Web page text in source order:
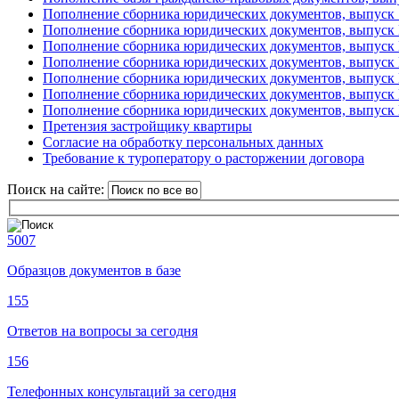
Пополнение сборника юридических документов, выпуск
Пополнение сборника юридических документов,
Пополнение сборника юридических документов,
Пополнение сборника юридических документов,
Пополнение сборника юридических документов,
Пополнение сборника юридических документов,
Пополнение сборника юридических документов,
Претензия застройщику квартиры
Согласие на обработку персональных данных
Требование к туроператору о расторжении договора
Поиск на сайте:
5007
Образцов документов в базе
155
Ответов на вопросы за сегодня
156
Телефонных консультаций за сегодня